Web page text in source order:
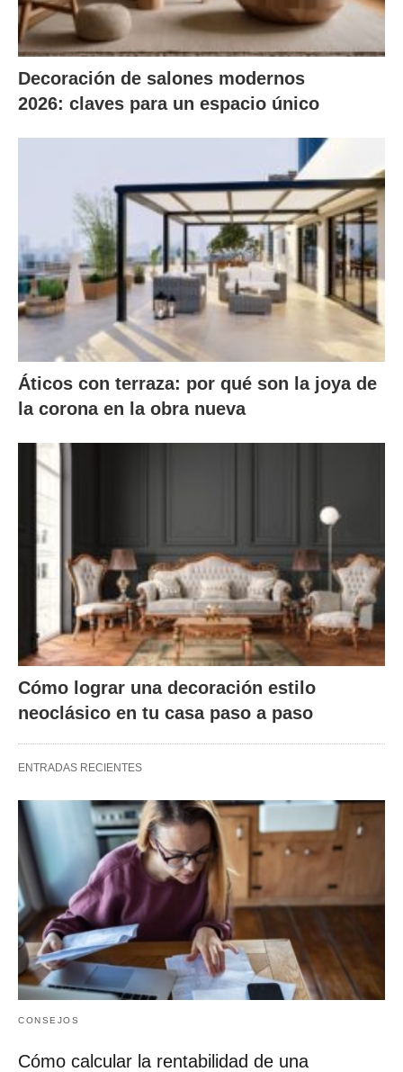
Decoración de salones modernos
2026: claves para un espacio único
Áticos con terraza: por qué son la joya de
la corona en la obra nueva
Cómo lograr una decoración estilo
neoclásico en tu casa paso a paso
ENTRADAS RECIENTES
CONSEJOS
Cómo calcular la rentabilidad de una